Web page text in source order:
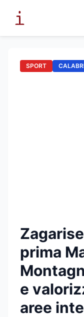
SPORT
prima
e
aree